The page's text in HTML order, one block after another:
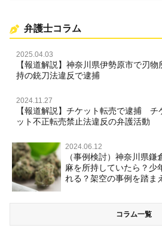
弁護士コラム
2025.04.03
【報道解説】神奈川県伊勢原市で刃物
持の銃刀法違反で逮捕
2024.11.27
【報道解説】チケット転売で逮捕 チ
ット不正転売禁止法違反の弁護活動
2024.06.12
（事例検討）神奈川県鎌
麻を所持していたら？少
れる？架空の事例を踏ま
コラム一覧